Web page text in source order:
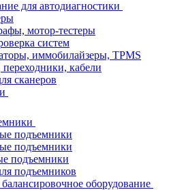
для автодиагностики
мотор-тестеры
систем
иммобилайзеры, TPMS
кабели
сканеров
подъемники
подъемники
подъемники
подъемников
оборудование